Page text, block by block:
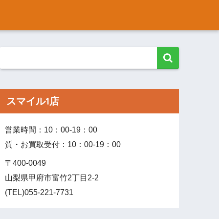
スマイル1店
営業時間：10：00‐19：00
質・お買取受付：10：00‐19：00
〒400-0049
山梨県甲府市富竹2丁目2-2
(TEL)055-221-7731